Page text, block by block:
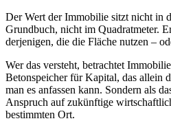
Der Wert der Immobilie sitzt nicht in
Grundbuch, nicht im Quadratmeter.
derjenigen, die die Fläche nutzen –
Wer das versteht, betrachtet
Betonspeicher für Kapital, das allein
man es anfassen kann. Sondern als
Anspruch auf zukünftige
bestimmten Ort.